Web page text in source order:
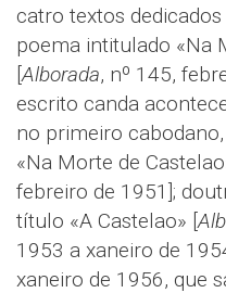
catro textos
poema intitulado «Na
[Alborada, nº 145,
escrito canda
no primeiro
«Na Morte de
febreiro de 1951];
título «A Castelao» [
1953 a xaneiro de
xaneiro de 1956, que